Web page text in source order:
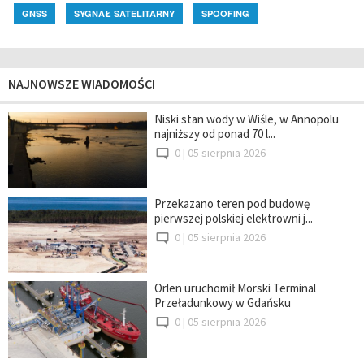
GNSS SYGNAŁ SATELITARNY SPOOFING
NAJNOWSZE WIADOMOŚCI
Niski stan wody w Wiśle, w Annopolu
najniższy od ponad 70 l...
0 | 05 sierpnia 2026
Przekazano teren pod budowę
pierwszej polskiej elektrowni j...
0 | 05 sierpnia 2026
Orlen uruchomił Morski Terminal
Przeładunkowy w Gdańsku
0 | 05 sierpnia 2026